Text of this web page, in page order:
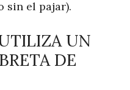
sin el pajar).
UN
DE